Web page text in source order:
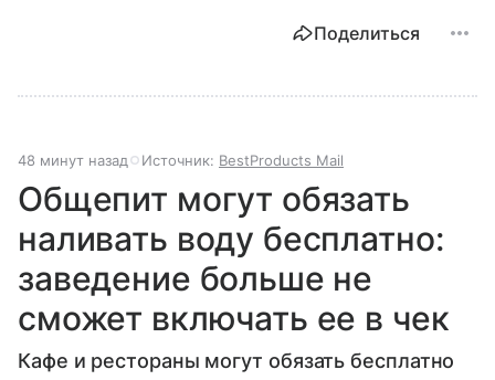
Поделиться
48 минут назад Источник: BestProducts Mail
Общепит могут обязать
наливать воду бесплатно:
заведение больше не
сможет включать ее в чек
Кафе и рестораны могут обязать бесплатно